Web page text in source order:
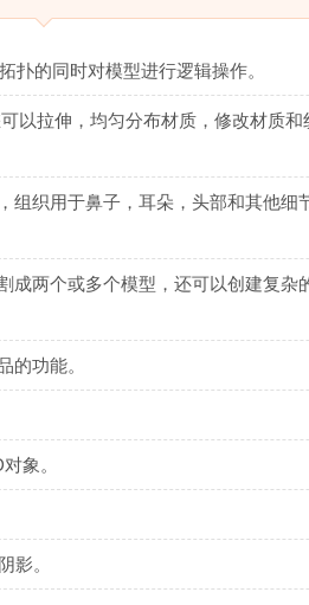
扑的同时对模型进行逻辑操作。
以拉伸，均匀分布材质，修改材质
织用于鼻子，耳朵，头部和其他细
两个或多个模型，还可以创建复杂
的功能。
象。
影。